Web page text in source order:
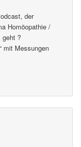
der
Homöopathie /
geht ?
mit Messungen